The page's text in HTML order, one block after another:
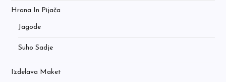
Hrana In Pijača
Jagode
Suho Sadje
Izdelava Maket